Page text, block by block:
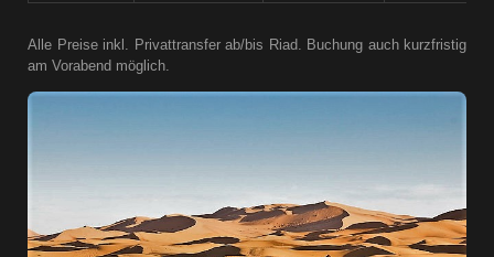
Alle Preise inkl. Privattransfer ab/bis Riad. Buchung auch kurzfristig
am Vorabend möglich.